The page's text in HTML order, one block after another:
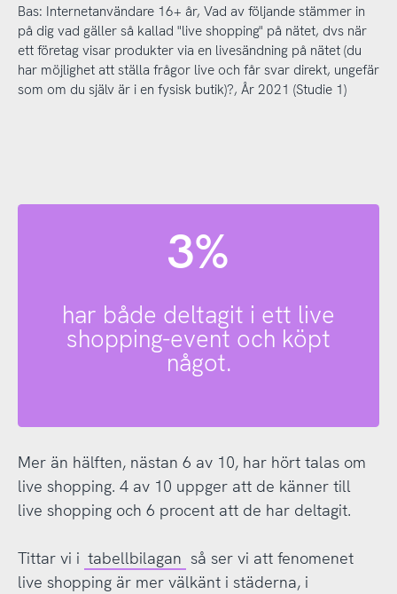
Bas: Internetanvändare 16+ år, Vad av följande stämmer in
på dig vad gäller så kallad "live shopping" på nätet, dvs när
ett företag visar produkter via en livesändning på nätet (du
har möjlighet att ställa frågor live och får svar direkt, ungefär
som om du själv är i en fysisk butik)?, År 2021 (Studie 1)
3%
har både deltagit i ett live
shopping-event och köpt
något.
Mer än hälften, nästan 6 av 10, har hört talas om
live shopping. 4 av 10 uppger att de känner till
live shopping och 6 procent att de har deltagit.
Tittar vi i tabellbilagan så ser vi att fenomenet
live shopping är mer välkänt i städerna, i